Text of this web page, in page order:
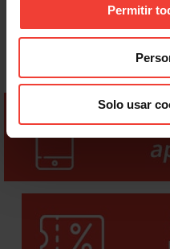
Permitir
Solo usar